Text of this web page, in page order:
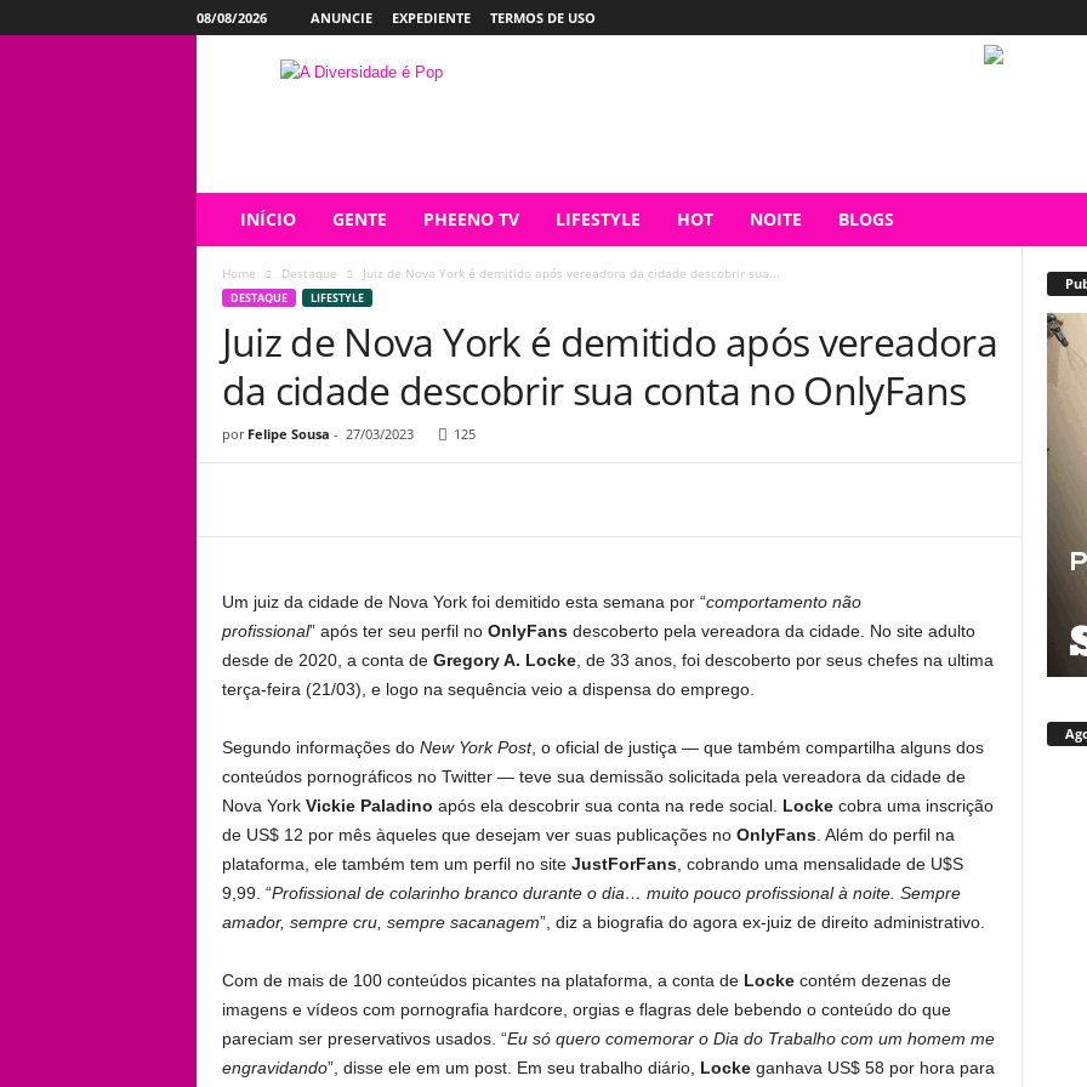
08/08/2026 ANUNCIE EXPEDIENTE TERMOS DE USO
INÍCIO GENTE PHEENO TV LIFESTYLE HOT NOITE BLOGS
Home Destaque Juiz de Nova York é demitido após vereadora da cidade descobrir sua...
DESTAQUE LIFESTYLE
Juiz de Nova York é demitido após vereadora
da cidade descobrir sua conta no OnlyFans
por Felipe Sousa - 27/03/2023 125
Um juiz da cidade de Nova York foi demitido esta semana por “comportamento não
profissional” após ter seu perfil no OnlyFans descoberto pela vereadora da cidade. No site adulto
desde de 2020, a conta de Gregory A. Locke, de 33 anos, foi descoberto por seus chefes na ultima
terça-feira (21/03), e logo na sequência veio a dispensa do emprego.
Segundo informações do New York Post, o oficial de justiça — que também compartilha alguns dos
conteúdos pornográficos no Twitter — teve sua demissão solicitada pela vereadora da cidade de
Nova York Vickie Paladino após ela descobrir sua conta na rede social. Locke cobra uma inscrição
de US$ 12 por mês àqueles que desejam ver suas publicações no OnlyFans. Além do perfil na
plataforma, ele também tem um perfil no site JustForFans, cobrando uma mensalidade de U$S
9,99. “Profissional de colarinho branco durante o dia… muito pouco profissional à noite. Sempre
amador, sempre cru, sempre sacanagem”, diz a biografia do agora ex-juiz de direito administrativo.
Com de mais de 100 conteúdos picantes na plataforma, a conta de Locke contém dezenas de
imagens e vídeos com pornografia hardcore, orgias e flagras dele bebendo o conteúdo do que
pareciam ser preservativos usados. “Eu só quero comemorar o Dia do Trabalho com um homem me
engravidando”, disse ele em um post. Em seu trabalho diário, Locke ganhava US$ 58 por hora para